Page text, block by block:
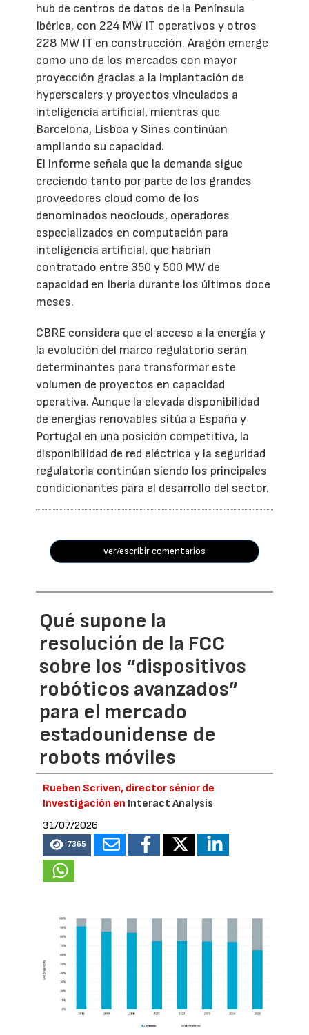
hub de centros de datos de la Península
Ibérica, con 224 MW IT operativos y otros
228 MW IT en construcción. Aragón emerge
como uno de los mercados con mayor
proyección gracias a la implantación de
hyperscalers y proyectos vinculados a
inteligencia artificial, mientras que
Barcelona, Lisboa y Sines continúan
ampliando su capacidad.
El informe señala que la demanda sigue
creciendo tanto por parte de los grandes
proveedores cloud como de los
denominados neoclouds, operadores
especializados en computación para
inteligencia artificial, que habrían
contratado entre 350 y 500 MW de
capacidad en Iberia durante los últimos doce
meses.
CBRE considera que el acceso a la energía y
la evolución del marco regulatorio serán
determinantes para transformar este
volumen de proyectos en capacidad
operativa. Aunque la elevada disponibilidad
de energías renovables sitúa a España y
Portugal en una posición competitiva, la
disponibilidad de red eléctrica y la seguridad
regulatoria continúan siendo los principales
condicionantes para el desarrollo del sector.
ver/escribir comentarios
Qué supone la
resolución de la FCC
sobre los “dispositivos
robóticos avanzados”
para el mercado
estadounidense de
robots móviles
Rueben Scriven, director sénior de
Investigación en Interact Analysis
31/07/2026
7365